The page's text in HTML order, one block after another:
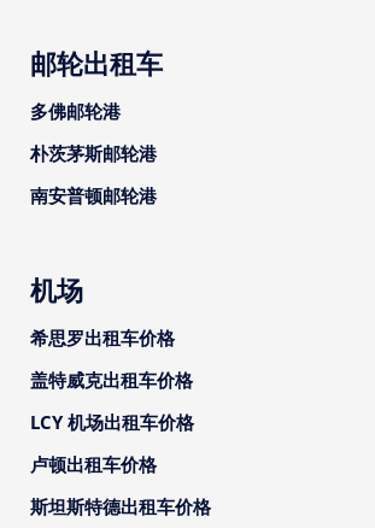
邮轮出租车
多佛邮轮港
朴茨茅斯邮轮港
南安普顿邮轮港
机场
希思罗出租车价格
盖特威克出租车价格
LCY 机场出租车价格
卢顿出租车价格
斯坦斯特德出租车价格